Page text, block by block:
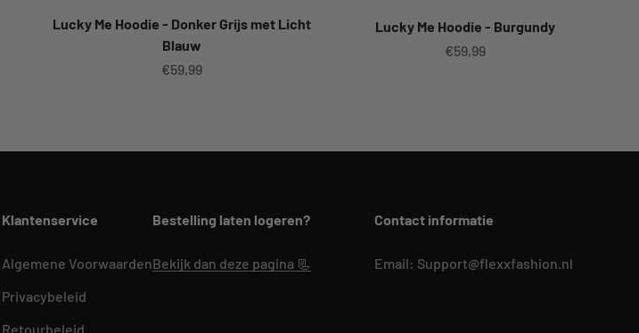
Lucky Me Hoodie - Donker Grijs met Licht
Blauw
Aanbiedingsprijs
€59,99
Lucky Me Hoodie - Burgundy
Aanbiedingsprijs
€59,99
Klantenservice
Algemene Voorwaarden
Privacybeleid
Retourbeleid
Bestelling laten logeren?
Bekijk dan deze pagina 📃
Contact informatie
Email: Support@flexxfashion.nl